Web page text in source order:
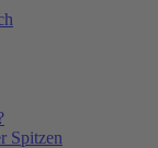
Spitzen